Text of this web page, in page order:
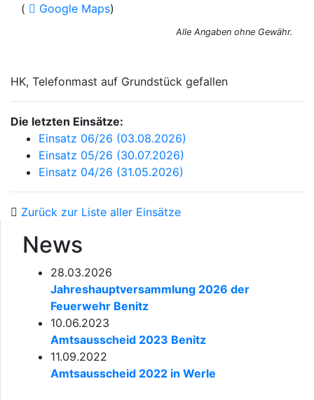
(
Google Maps)
Alle Angaben ohne Gewähr.
HK, Telefonmast auf Grundstück gefallen
Die letzten Einsätze:
Einsatz 06/26 (03.08.2026)
Einsatz 05/26 (30.07.2026)
Einsatz 04/26 (31.05.2026)
Zurück zur Liste aller Einsätze
News
28.03.2026
Jahreshauptversammlung 2026 der
Feuerwehr Benitz
10.06.2023
Amtsausscheid 2023 Benitz
11.09.2022
Amtsausscheid 2022 in Werle